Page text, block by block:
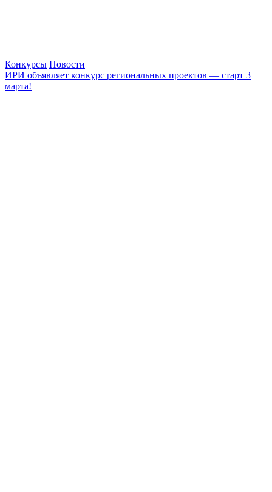
Конкурсы Новости
ИРИ объявляет конкурс региональных проектов — старт 3
марта!